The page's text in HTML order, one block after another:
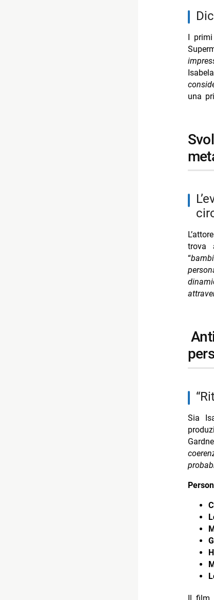
I
una
svolgimento della trama attraverso il viaggio dei
L’evoluzione del rapporto tra Metamorpho e l’ambiente
trova
“
anticipazioni sulle future apparizioni dei
Sia
Il film